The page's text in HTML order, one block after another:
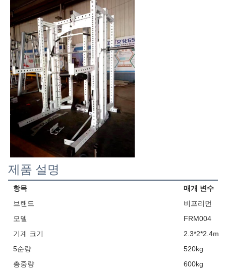
제품 설명
항목
매개 변수
브랜드
비프리먼
모델
FRM004
기계 크기
2.3*2*2.4m
5순량
520kg
총중량
600kg